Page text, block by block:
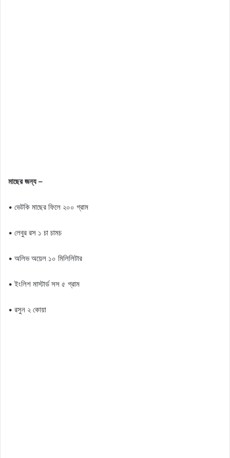
মাছের জন্য –
• ভেটকি মাছের ফিলে ২০০ গ্রাম
• লেবুর রস ১ চা চামচ
• অলিভ অয়েল ১০ মিলিলিটার
• ইংলিশ মাস্টার্ড সস ৫ গ্রাম
• রসুন ২ কোয়া